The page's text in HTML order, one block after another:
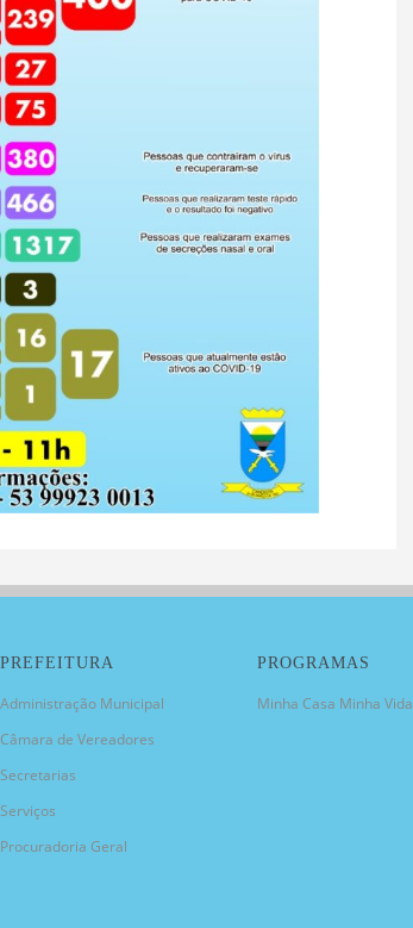
PREFEITURA
Administração Municipal
Câmara de Vereadores
Secretarias
Serviços
Procuradoria Geral
PROGRAMAS
Minha Casa Minha Vida